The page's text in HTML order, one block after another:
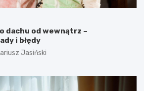
dachu od wewnątrz –
i błędy
Jasiński